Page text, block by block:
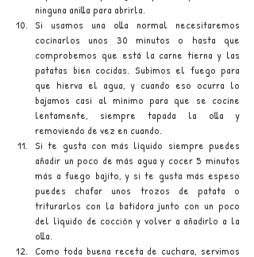
ninguna anilla para abrirla.
Si usamos una olla normal necesitaremos
cocinarlos unos 30 minutos o hasta que
comprobemos que está la carne tierna y las
patatas bien cocidas. Subimos el fuego para
que hierva el agua, y cuando eso ocurra lo
bajamos casi al mínimo para que se cocine
lentamente, siempre tapada la olla y
removiendo de vez en cuando.
Si te gusta con más líquido siempre puedes
añadir un poco de más agua y cocer 5 minutos
más a fuego bajito, y si te gusta más espeso
puedes chafar unos trozos de patata o
triturarlos con la batidora junto con un poco
del líquido de cocción y volver a añadirlo a la
olla.
Como toda buena receta de cuchara, servimos